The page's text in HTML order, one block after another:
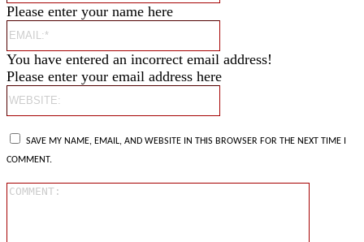
Please enter your name here
You have entered an incorrect email address!
Please enter your email address here
SAVE MY NAME, EMAIL, AND WEBSITE IN THIS BROWSER FOR THE NEXT TIME I
COMMENT.